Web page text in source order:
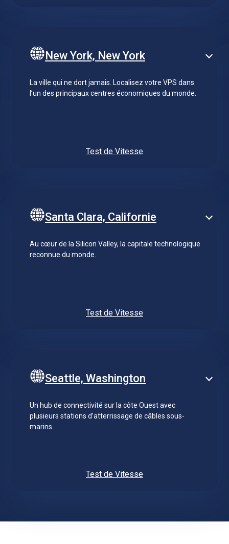
New York, New York
La ville qui ne dort jamais. Localisez votre VPS dans
l’un des principaux centres économiques du monde.
Test de Vitesse
Santa Clara, Californie
Au cœur de la Silicon Valley, la capitale technologique
reconnue du monde.
Test de Vitesse
Seattle, Washington
Un hub de connectivité sur la côte Ouest avec
plusieurs stations d’atterrissage de câbles sous-
marins.
Test de Vitesse